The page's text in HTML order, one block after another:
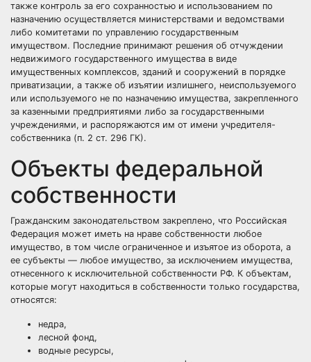
также контроль за его сохранностью и использованием по
назначению осуществляется министерствами и ведомствами
либо комитетами по управлению государственным
имуществом. Последние принимают решения об отчуждении
недвижимого государственного имущества в виде
имущественных комплексов, зданий и сооружений в порядке
приватизации, а также об изъятии излишнего, неиспользуемого
или используемого не по назначению имущества, закрепленного
за казенными предприятиями либо за государственными
учреждениями, и распоряжаются им от имени учредителя-
собственника (п. 2 ст. 296 ГК).
Объекты федеральной
собственности
Гражданским законодательством закреплено, что Российская
Федерация может иметь на нраве собственности любое
имущество, в том числе ограниченное и изъятое из оборота, а
ее субъекты — любое имущество, за исключением имущества,
отнесенного к исключительной собственности РФ. К объектам,
которые могут находиться в собственности только государства,
относятся:
недра,
лесной фонд,
водные ресурсы,